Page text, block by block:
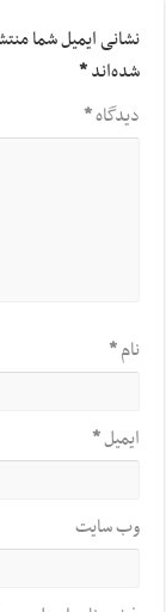
نشانی ایمیل شما
شده‌اند*
دیدگاه*
نام*
ایمیل*
وب‌ سایت